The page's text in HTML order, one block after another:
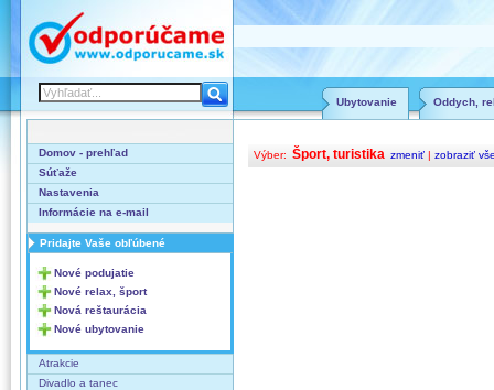
Oddych,
Ubytovanie
Domov - prehľad
Súťaže
Nastavenia
Informácie na e-mail
Pridajte Vaše obľúbené
Nové podujatie
Nové relax, šport
Nová reštaurácia
Nové ubytovanie
Atrakcie
Divadlo a tanec
Výber: Šport, turistika zmeniť | zobraziť